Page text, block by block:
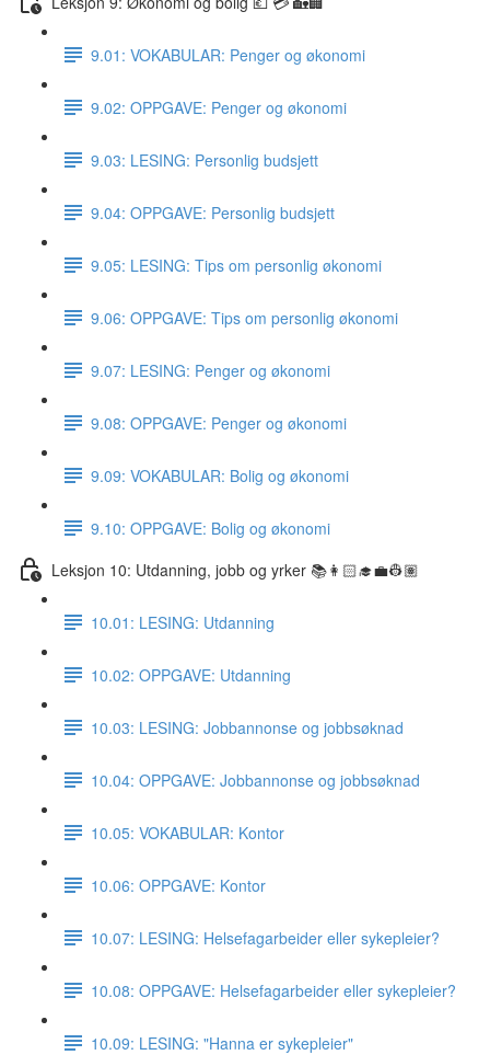
9.01: VOKABULAR: Penger og økonomi
9.02: OPPGAVE: Penger og økonomi
9.03: LESING: Personlig budsjett
9.04: OPPGAVE: Personlig budsjett
9.05: LESING: Tips om personlig økonomi
9.06: OPPGAVE: Tips om personlig økonomi
9.07: LESING: Penger og økonomi
9.08: OPPGAVE: Penger og økonomi
9.09: VOKABULAR: Bolig og økonomi
9.10: OPPGAVE: Bolig og økonomi
Leksjon 10: Utdanning, jobb og yrker 📚👩🏻‍🎓💼👷🏽
10.01: LESING: Utdanning
10.02: OPPGAVE: Utdanning
10.03: LESING: Jobbannonse og jobbsøknad
10.04: OPPGAVE: Jobbannonse og jobbsøknad
10.05: VOKABULAR: Kontor
10.06: OPPGAVE: Kontor
10.07: LESING: Helsefagarbeider eller sykepleier?
10.08: OPPGAVE: Helsefagarbeider eller sykepleier?
10.09: LESING: "Hanna er sykepleier"